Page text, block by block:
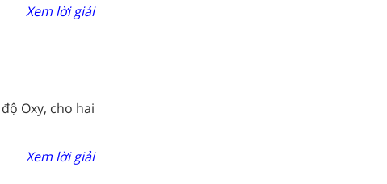
Xem lời giải
Oxy, cho hai
Xem lời giải